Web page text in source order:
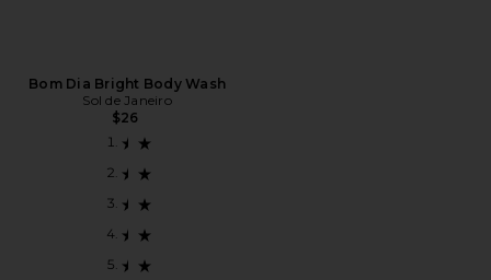
Bom Dia Bright Body Wash
Sol de Janeiro
$26